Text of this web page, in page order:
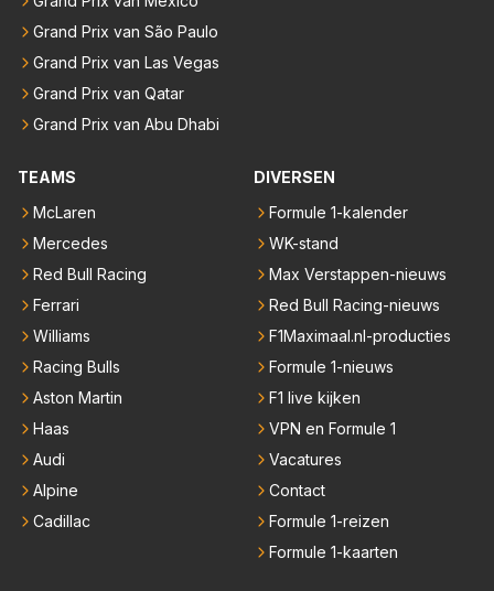
Grand Prix van São Paulo
Grand Prix van Las Vegas
Grand Prix van Qatar
Grand Prix van Abu Dhabi
TEAMS
McLaren
Mercedes
Red Bull Racing
Ferrari
Williams
Racing Bulls
Aston Martin
Haas
Audi
Alpine
Cadillac
DIVERSEN
Formule 1-kalender
WK-stand
Max Verstappen-nieuws
Red Bull Racing-nieuws
F1Maximaal.nl-producties
Formule 1-nieuws
F1 live kijken
VPN en Formule 1
Vacatures
Contact
Formule 1-reizen
Formule 1-kaarten